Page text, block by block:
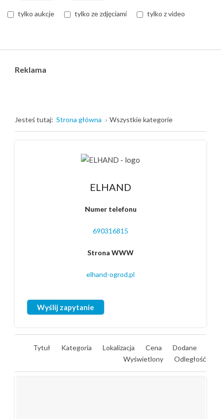
tylko aukcje tylko ze zdjęciami tylko z video
Reklama
Jesteś tutaj: Strona główna Wszystkie kategorie
ELHAND
Numer telefonu
690316815
Strona WWW
elhand-ogrod.pl
Wyślij zapytanie
Tytuł Kategoria Lokalizacja Cena
Dodane
Wyświetlony
Odległość